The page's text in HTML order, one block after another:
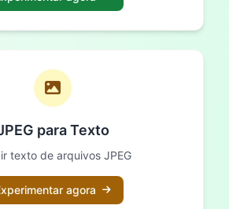
para Texto
texto de arquivos JPEG
agora